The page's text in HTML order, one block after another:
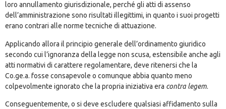
loro annullamento giurisdizionale, perché gli atti di assenso
dell’amministrazione sono risultati illegittimi, in quanto i suoi progetti
erano contrari alle norme tecniche di attuazione.
Applicando allora il principio generale dell’ordinamento giuridico
secondo cui l’ignoranza della legge non scusa, estensibile anche agli
atti normativi di carattere regolamentare, deve ritenersi che la
Co.ge.a. fosse consapevole o comunque abbia quanto meno
colpevolmente ignorato che la propria iniziativa era contra legem.
Conseguentemente, o si deve escludere qualsiasi affidamento sulla